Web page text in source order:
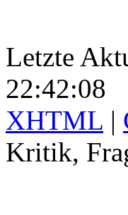
Letzte
22:42:08
XHTML |
Kritik,